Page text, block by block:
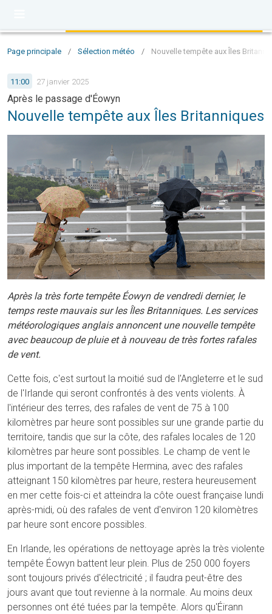
Page principale / Sélection météo / Nouvelle tempête aux Îles
11:00 27 janvier 2025
Après le passage d'Éowyn
Nouvelle tempête aux Îles Britanniques
Après la très forte tempête Éowyn de vendredi dernier, le
temps reste mauvais sur les Îles Britanniques. Les services
météorologiques anglais annoncent une nouvelle tempête
avec beaucoup de pluie et à nouveau de très fortes rafales
de vent.
Cette fois, c'est surtout la moitié sud de l'Angleterre et le sud
de l'Irlande qui seront confrontés à des vents violents. À
l'intérieur des terres, des rafales de vent de 75 à 100
kilomètres par heure sont possibles sur une grande partie du
territoire, tandis que sur la côte, des rafales locales de 120
kilomètres par heure sont possibles. Le champ de vent le
plus important de la tempête Hermina, avec des rafales
atteignant 150 kilomètres par heure, restera heureusement
en mer cette fois-ci et atteindra la côte ouest française lundi
après-midi, où des rafales de vent d'environ 120 kilomètres
par heure sont encore possibles.
En Irlande, les opérations de nettoyage après la très violente
tempête Éowyn battent leur plein. Plus de 250 000 foyers
sont toujours privés d'électricité ; il faudra peut-être des
jours avant que tout revienne à la normale. Au moins deux
personnes ont été tuées par la tempête. Alors qu'Éirann